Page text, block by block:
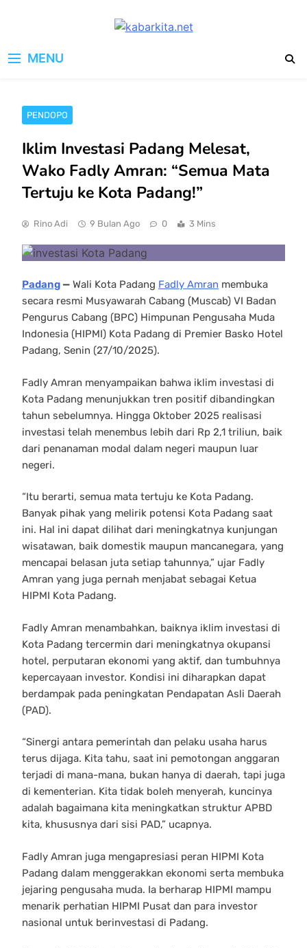
MENU
PENDOPO
Iklim Investasi Padang Melesat,
Wako Fadly Amran: “Semua Mata
Tertuju ke Kota Padang!”
Rino Adi 9 Bulan Ago 0 3 Mins
Padang — Wali Kota Padang Fadly Amran membuka
secara resmi Musyawarah Cabang (Muscab) VI Badan
Pengurus Cabang (BPC) Himpunan Pengusaha Muda
Indonesia (HIPMI) Kota Padang di Premier Basko Hotel
Padang, Senin (27/10/2025).
Fadly Amran menyampaikan bahwa iklim investasi di
Kota Padang menunjukkan tren positif dibandingkan
tahun sebelumnya. Hingga Oktober 2025 realisasi
investasi telah menembus lebih dari Rp 2,1 triliun, baik
dari penanaman modal dalam negeri maupun luar
negeri.
“Itu berarti, semua mata tertuju ke Kota Padang.
Banyak pihak yang melirik potensi Kota Padang saat
ini. Hal ini dapat dilihat dari meningkatnya kunjungan
wisatawan, baik domestik maupun mancanegara, yang
mencapai belasan juta setiap tahunnya,” ujar Fadly
Amran yang juga pernah menjabat sebagai Ketua
HIPMI Kota Padang.
Fadly Amran menambahkan, baiknya iklim investasi di
Kota Padang tercermin dari meningkatnya okupansi
hotel, perputaran ekonomi yang aktif, dan tumbuhnya
kepercayaan investor. Kondisi ini diharapkan dapat
berdampak pada peningkatan Pendapatan Asli Daerah
(PAD).
“Sinergi antara pemerintah dan pelaku usaha harus
terus dijaga. Kita tahu, saat ini pemotongan anggaran
terjadi di mana-mana, bukan hanya di daerah, tapi juga
di kementerian. Kita tidak boleh menyerah, kuncinya
adalah bagaimana kita meningkatkan struktur APBD
kita, khususnya dari sisi PAD,” ucapnya.
Fadly Amran juga mengapresiasi peran HIPMI Kota
Padang dalam menggerakkan ekonomi serta membuka
jejaring pengusaha muda. Ia berharap HIPMI mampu
menarik perhatian HIPMI Pusat dan para investor
nasional untuk berinvestasi di Padang.